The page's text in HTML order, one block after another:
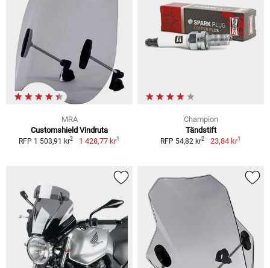
MRA
Customshield Vindruta
RFP 1 503,91 kr2 1 428,77 kr1
Champion
Tändstift
RFP 54,82 kr2 23,84 kr1